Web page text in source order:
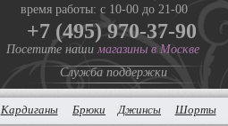
время работы: с 10-00 до 21-00
+7 (495) 970-37-90
Посетите наши магазины в Москве
Служба поддержки
Кардиганы Брюки Джинсы Шорты